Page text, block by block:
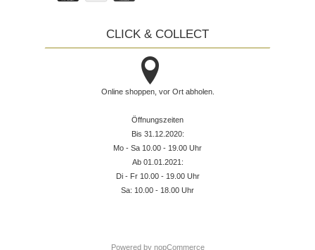
CLICK & COLLECT
Online shoppen, vor Ort abholen.
Öffnungszeiten
Bis 31.12.2020:
Mo - Sa 10.00 - 19.00 Uhr
Ab 01.01.2021:
Di - Fr 10.00 - 19.00 Uhr
Sa: 10.00 - 18.00 Uhr
Powered by nopCommerce